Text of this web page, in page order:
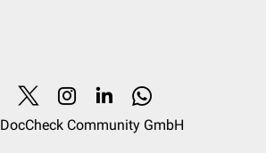
DocCheck Community GmbH